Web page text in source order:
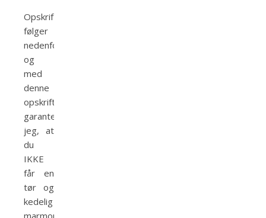
Opskriften
følger
nedenfor
og
med
denne
opskrift
garanterer
jeg, at
du
IKKE
får en
tør og
kedelig
marmorkage!